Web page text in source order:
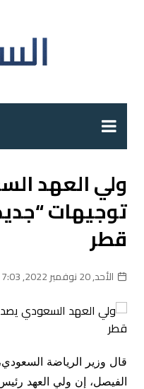
ولي العهد
توجيهات
قطر
الأحد, 20 نوفمبر 2022, 17:03
قال وزير الرياضة
الفيصل، إن ولي العهد